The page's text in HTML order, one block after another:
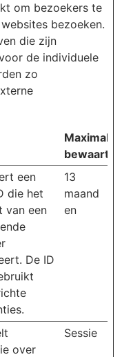
om bezoekers te
bezoeken.
die zijn
de individuele
zo
Maximale
een
die het
van een
De ID
13
maand
en
over
Sessie